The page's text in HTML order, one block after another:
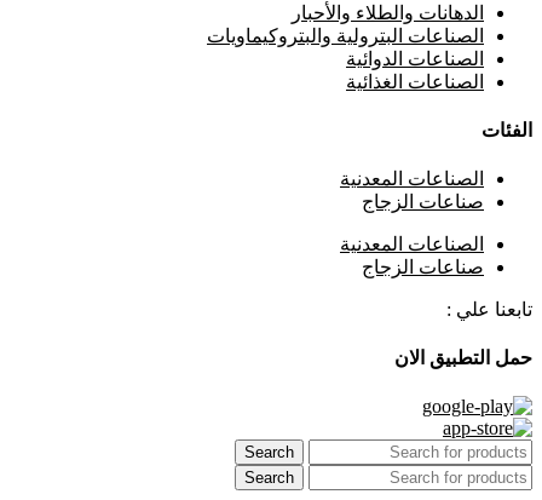
⁠الدهانات والطلاء والأحبار
الصناعات البترولية والبتروكيماويات
الصناعات الدوائية
الصناعات الغذائية
الفئات
الصناعات المعدنية
صناعات الزجاج
الصناعات المعدنية
صناعات الزجاج
تابعنا علي :
حمل التطبيق الان
Search
Search